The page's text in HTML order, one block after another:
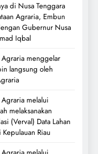
di Nusa Tenggara
Agraria, Embun
Gubernur Nusa
Iqbal
Agraria menggelar
langsung oleh
melalui
melaksanakan
(Verval) Data Lahan
Riau